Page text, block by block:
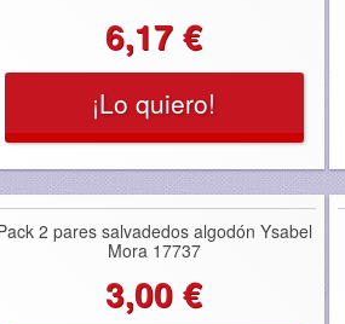
6,17 €
¡Lo quiero!
2 pares salvadedos algodón Ysabel
Mora 17737
3,00 €